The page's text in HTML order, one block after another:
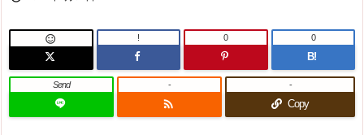
 ! 0
B!
0
Send

-
Copy
-